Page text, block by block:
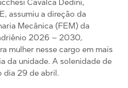
Cavalca Dedini,
assumiu a direção da
Mecânica (FEM) da
2026 – 2030,
mulher nesse cargo em mais
da unidade. A solenidade de
dia 29 de abril.